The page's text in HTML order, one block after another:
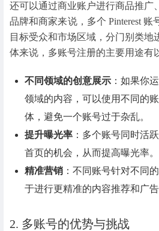
还可以通过商业账户进行商品推广
品牌和商家来说，多个 Pinterest
目标受众和市场区域，分门别类地
体来说，多账号注册的主要用途有
不同领域的创意展示 ：如果你
领域的内容，可以使用不同的
体，避免一个账号过于杂乱。
提升曝光率 ：多个账号同时活
首页的机会，从而提高曝光率。
精准营销 ：不同账号针对不同
于进行更精准的内容推荐和广告
2. 多账号的优势与挑战